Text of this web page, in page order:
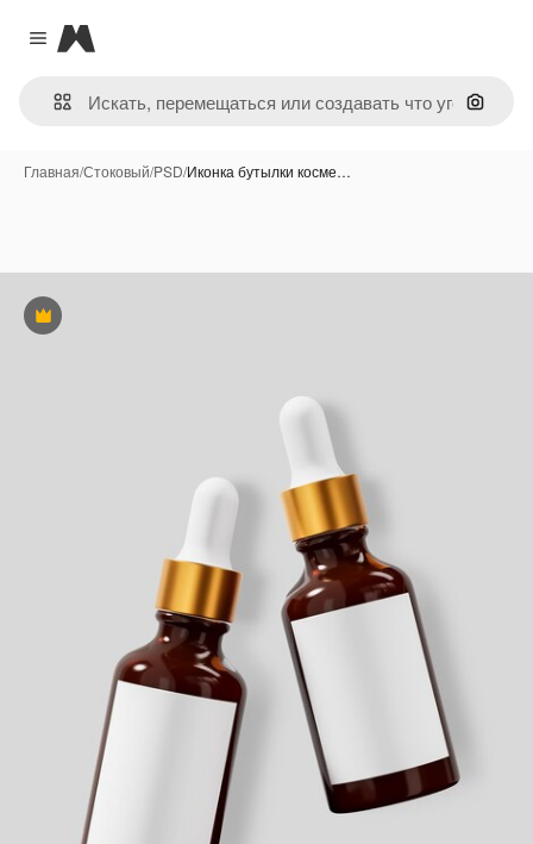
Close menu
Magnific
Поиск
Главная/Стоковый/PSD/Иконка бутылки косме…
Премиум